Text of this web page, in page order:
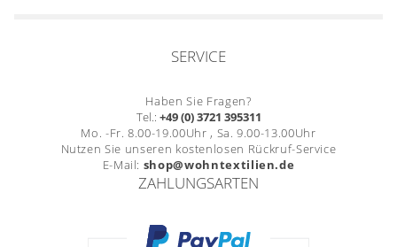
SERVICE
Haben Sie Fragen?
Tel.: +49 (0) 3721 395311
Mo. -Fr. 8.00-19.00Uhr , Sa. 9.00-13.00Uhr
Nutzen Sie unseren kostenlosen Rückruf-Service
E-Mail: shop@wohntextilien.de
ZAHLUNGSARTEN